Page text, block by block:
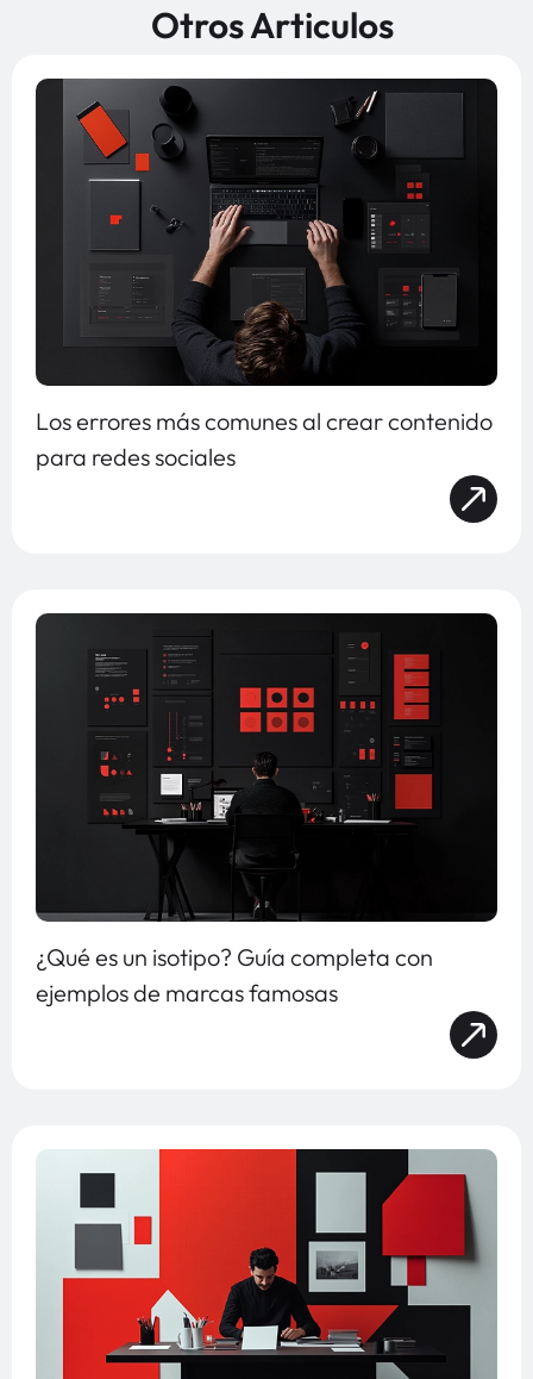
Otros Articulos
Los errores más comunes al crear contenido
para redes sociales
¿Qué es un isotipo? Guía completa con
ejemplos de marcas famosas